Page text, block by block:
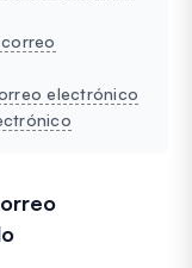
electrónico